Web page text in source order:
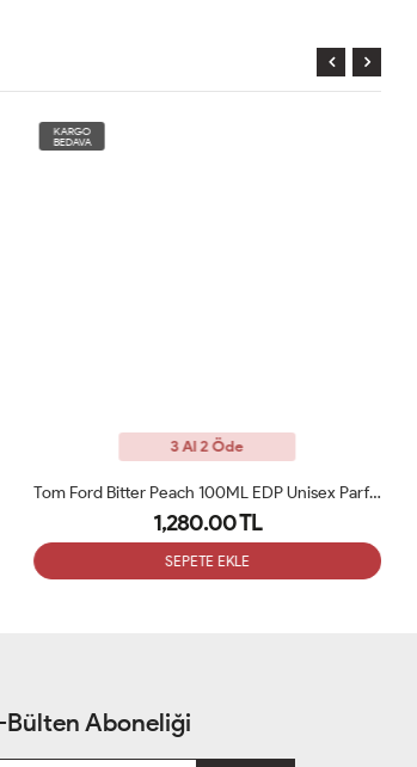
KARGO
BEDAVA
3 Al 2 Öde
Tom Ford Bitter Peach 100ML EDP Unisex Parfüm ARC
1,280.00 TL
SEPETE EKLE
Bülten Aboneliği